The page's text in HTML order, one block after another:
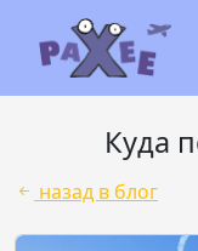
Куда
назад в блог